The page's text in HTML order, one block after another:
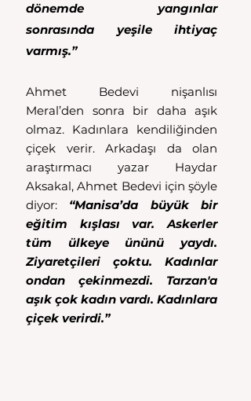
dönemde yangınlar
sonrasında yeşile ihtiyaç
varmış.”
Ahmet Bedevi nişanlısı
Meral’den sonra bir daha aşık
olmaz. Kadınlara kendiliğinden
çiçek verir. Arkadaşı da olan
araştırmacı yazar Haydar
Aksakal, Ahmet Bedevi için şöyle
diyor: “Manisa’da büyük bir
eğitim kışlası var. Askerler
tüm ülkeye ününü yaydı.
Ziyaretçileri çoktu. Kadınlar
ondan çekinmezdi. Tarzan'a
aşık çok kadın vardı. Kadınlara
çiçek verirdi.”